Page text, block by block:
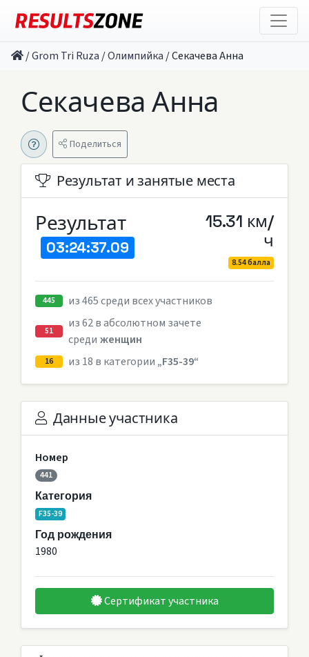
/Grom Tri Ruza /Олимпийка /Секачева Анна
Секачева Анна
Поделиться
Результат и занятые места
Результат
03:24:37.09
15.31 км/
ч
8.54 балла
445 из 465 среди всех участников
51
из 62 в абсолютном зачете
среди женщин
16 из 18 в категории „F35-39“
Данные участника
Номер
441
Категория
F35-39
Год рождения
1980
Сертификат участника